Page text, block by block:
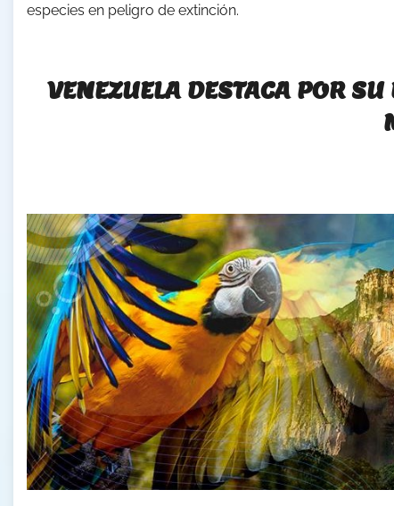
especies en peligro de extinción.
VENEZUELA DESTACA POR